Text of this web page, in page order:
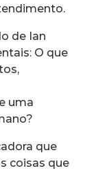
de Ian
O que
uma
que
coisas que